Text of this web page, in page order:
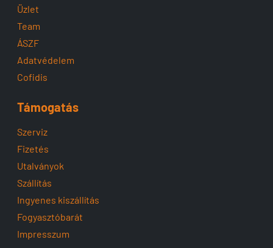
Üzlet
Team
ÁSZF
Adatvédelem
Cofidis
Támogatás
Szerviz
Fizetés
Utalványok
Szállítás
Ingyenes kiszállítás
Fogyasztóbarát
Impresszum